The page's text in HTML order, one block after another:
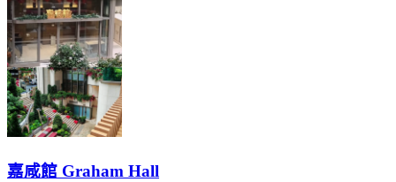
嘉咸館 Graham Hall